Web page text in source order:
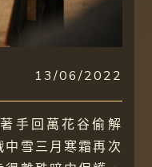
13/06/2022
手回萬花谷偷解
雪三月寒霜再次